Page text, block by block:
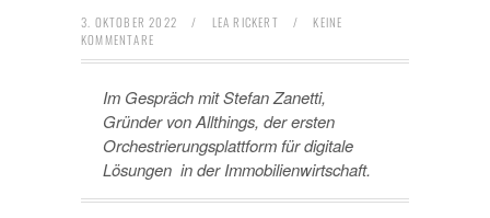
3. OKTOBER 2022 / LEA RICKERT /
KEINE
KOMMENTARE
Im Gespräch mit Stefan Zanetti,
Gründer von Allthings, der ersten
Orchestrierungsplattform für digitale
Lösungen in der Immobilienwirtschaft.